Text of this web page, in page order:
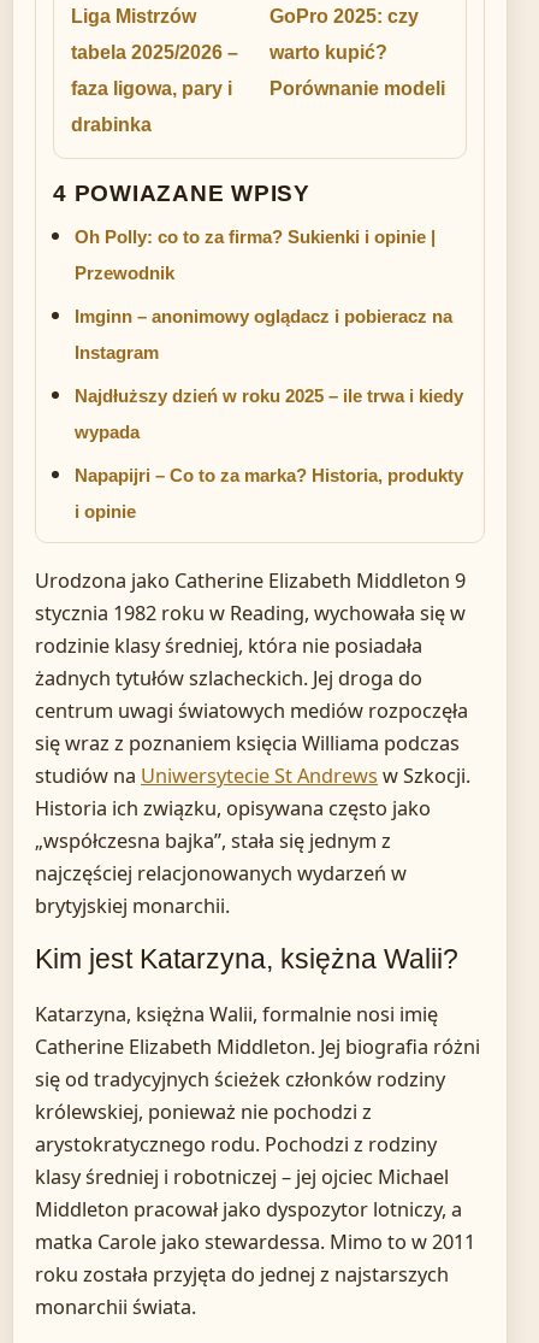
Liga Mistrzów
tabela 2025/2026 –
faza ligowa, pary i
drabinka
GoPro 2025: czy
warto kupić?
Porównanie modeli
4 POWIAZANE WPISY
Oh Polly: co to za firma? Sukienki i opinie |
Przewodnik
Imginn – anonimowy oglądacz i pobieracz na
Instagram
Najdłuższy dzień w roku 2025 – ile trwa i kiedy
wypada
Napapijri – Co to za marka? Historia, produkty
i opinie
Urodzona jako Catherine Elizabeth Middleton 9
stycznia 1982 roku w Reading, wychowała się w
rodzinie klasy średniej, która nie posiadała
żadnych tytułów szlacheckich. Jej droga do
centrum uwagi światowych mediów rozpoczęła
się wraz z poznaniem księcia Williama podczas
studiów na Uniwersytecie St Andrews w Szkocji.
Historia ich związku, opisywana często jako
„współczesna bajka”, stała się jednym z
najczęściej relacjonowanych wydarzeń w
brytyjskiej monarchii.
Kim jest Katarzyna, księżna Walii?
Katarzyna, księżna Walii, formalnie nosi imię
Catherine Elizabeth Middleton. Jej biografia różni
się od tradycyjnych ścieżek członków rodziny
królewskiej, ponieważ nie pochodzi z
arystokratycznego rodu. Pochodzi z rodziny
klasy średniej i robotniczej – jej ojciec Michael
Middleton pracował jako dyspozytor lotniczy, a
matka Carole jako stewardessa. Mimo to w 2011
roku została przyjęta do jednej z najstarszych
monarchii świata.